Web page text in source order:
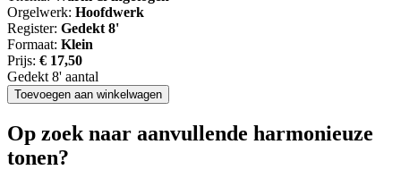
Orgelwerk: Hoofdwerk
Register: Gedekt 8'
Formaat: Klein
Prijs: € 17,50
Gedekt 8' aantal
Toevoegen aan winkelwagen
Op zoek naar aanvullende harmonieuze
tonen?